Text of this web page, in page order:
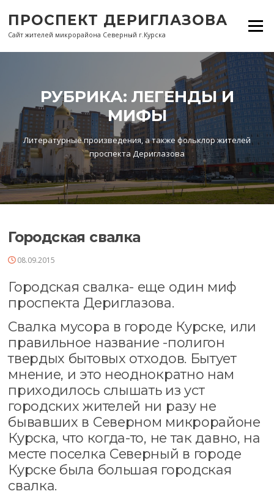
содержанию
ПРОСПЕКТ ДЕРИГЛАЗОВА
Сайт жителей микрорайона Северный г.Курска
Меню
РУБРИКА: ЛЕГЕНДЫ И
МИФЫ
Литературные произведения, а также фольклор жителей
проспекта Дериглазова
Городская свалка
08.09.2015
Городская свалка- еще один миф
проспекта Дериглазова.
Свалка мусора в городе Курске, или
правильное название -полигон
твердых бытовых отходов. Бытует
мнение, и это неоднократно нам
приходилось слышать из уст
городских жителей ни разу не
бывавших в Северном микрорайоне
Курска, что когда-то, не так давно, на
месте поселка Северный в городе
Курске была большая городская
свалка.